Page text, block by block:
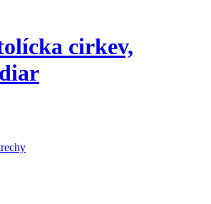
cirkev,